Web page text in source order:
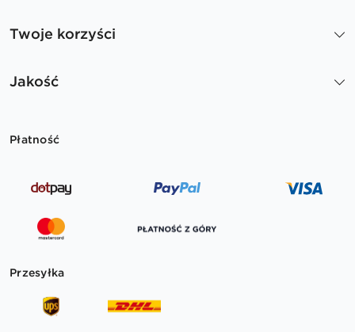
Twoje korzyści
Jakość
Płatność
Przesyłka